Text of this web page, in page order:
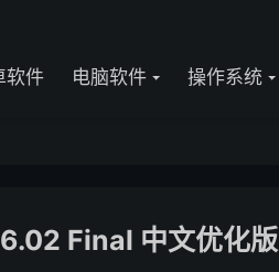
软件 电脑软件 操作系统
Final 中文优化版